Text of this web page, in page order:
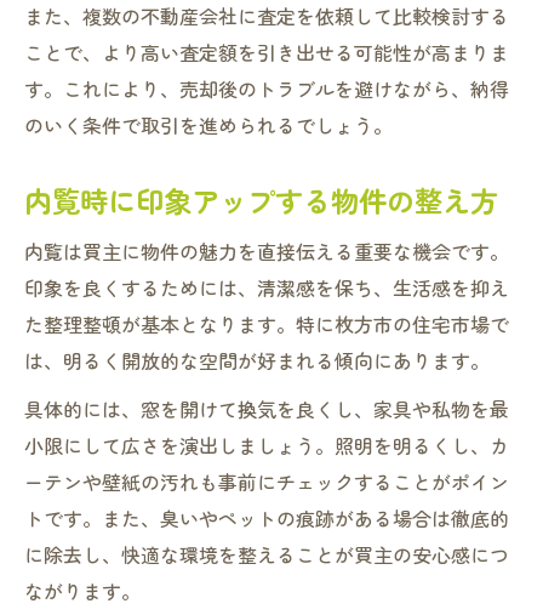
また、複数の不動産会社に査定を依頼して比較検討する
ことで、より高い査定額を引き出せる可能性が高まりま
す。これにより、売却後のトラブルを避けながら、納得
のいく条件で取引を進められるでしょう。
内覧時に印象アップする物件の整え方
内覧は買主に物件の魅力を直接伝える重要な機会です。
印象を良くするためには、清潔感を保ち、生活感を抑え
た整理整頓が基本となります。特に枚方市の住宅市場で
は、明るく開放的な空間が好まれる傾向にあります。
具体的には、窓を開けて換気を良くし、家具や私物を最
小限にして広さを演出しましょう。照明を明るくし、カ
ーテンや壁紙の汚れも事前にチェックすることがポイン
トです。また、臭いやペットの痕跡がある場合は徹底的
に除去し、快適な環境を整えることが買主の安心感につ
ながります。